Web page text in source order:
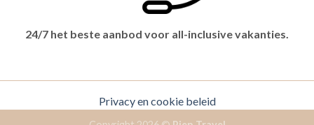
24/7 het beste aanbod voor all-inclusive vakanties.
Privacy en cookie beleid